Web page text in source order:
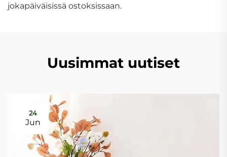
jokapäiväisissä ostoksissaan.
Uusimmat uutiset
24
Jun